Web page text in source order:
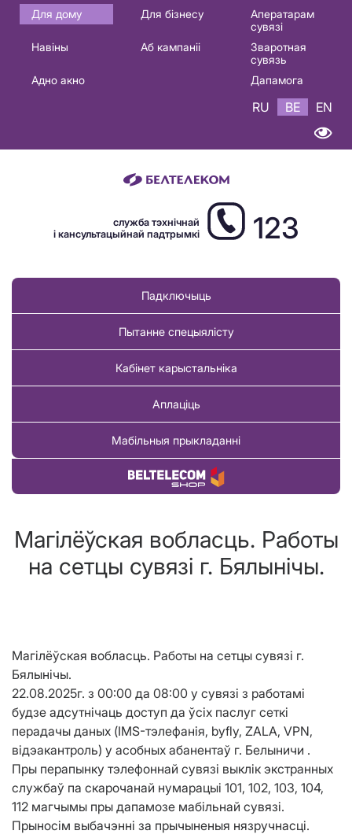
Основная
навигация
Для дому Для бізнесу
Аператарам
сувязі
Навіны
Аб кампаніі
Зваротная
сувязь
Адно акно
Дапамога
RU BE EN
служба тэхнічнай
і кансультацыйнай падтрымкі
123
Падключыць
Пытанне спецыялісту
Кабінет карыстальніка
Аплаціць
Мабільныя прыкладанні
Купіць тавар
Магілёўская вобласць. Работы
на сетцы сувязі г. Бялынічы.
Магілёўская вобласць. Работы на сетцы сувязі г.
Бялынічы.
22.08.2025г. з 00:00 да 08:00 у сувязі з работамі
будзе адсутнічаць доступ да ўсіх паслуг сеткі
перадачы даных (IMS-тэлефанія, byfly, ZALA, VPN,
відэакантроль) у асобных абанентаў г. Белыничи .
Пры перапынку тэлефоннай сувязі выклік экстранных
службаў па скарочанай нумарацыі 101, 102, 103, 104,
112 магчымы пры дапамозе мабільнай сувязі.
Прыносім выбачэнні за прычыненыя нязручнасці.